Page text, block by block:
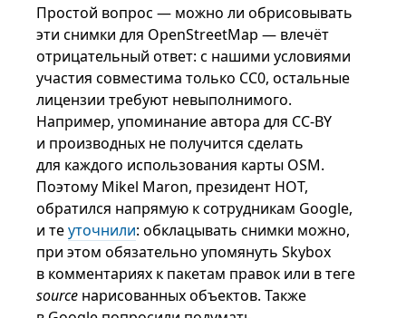
Простой вопрос — можно ли обрисовывать
эти снимки для OpenStreetMap — влечёт
отрицательный ответ: с нашими условиями
участия совместима только CC0, остальные
лицензии требуют невыполнимого.
Например, упоминание автора для CC-BY
и производных не получится сделать
для каждого использования карты OSM.
Поэтому Mikel Maron, президент HOT,
обратился напрямую к сотрудникам Google,
и теуточнили: обклацывать снимки можно,
при этом обязательно упомянуть Skybox
в комментариях к пакетам правок или в теге
source нарисованных объектов. Также